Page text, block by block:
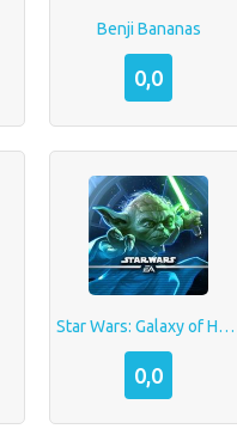
Benji Bananas
0,0
Star Wars: Galaxy of Heroes
0,0